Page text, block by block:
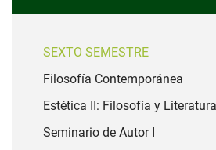
SEXTO SEMESTRE
Filosofía Contemporánea
Estética II: Filosofía y Literatura
Seminario de Autor I